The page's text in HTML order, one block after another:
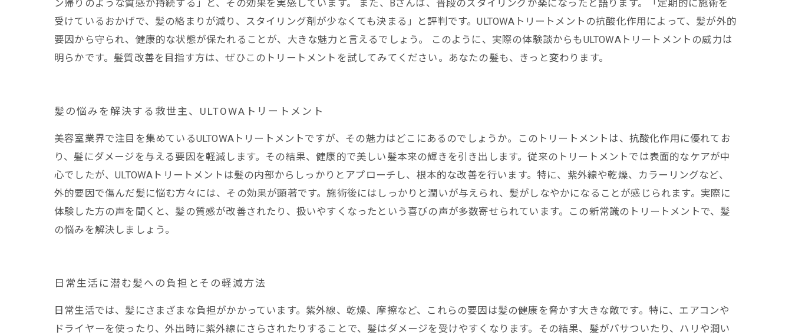
ン帰りのような質感が持続する」と、その効果を実感しています。 また、Bさんは、普段のスタイリングが楽になったと語ります。「定期的に施術を
受けているおかげで、髪の絡まりが減り、スタイリング剤が少なくても決まる」と評判です。ULTOWAトリートメントの抗酸化作用によって、髪が外的
要因から守られ、健康的な状態が保たれることが、大きな魅力と言えるでしょう。 このように、実際の体験談からもULTOWAトリートメントの威力は
明らかです。髪質改善を目指す方は、ぜひこのトリートメントを試してみてください。あなたの髪も、きっと変わります。
髪の悩みを解決する救世主、ULTOWAトリートメント
美容室業界で注目を集めているULTOWAトリートメントですが、その魅力はどこにあるのでしょうか。このトリートメントは、抗酸化作用に優れてお
り、髪にダメージを与える要因を軽減します。その結果、健康的で美しい髪本来の輝きを引き出します。従来のトリートメントでは表面的なケアが中
心でしたが、ULTOWAトリートメントは髪の内部からしっかりとアプローチし、根本的な改善を行います。特に、紫外線や乾燥、カラーリングなど、
外的要因で傷んだ髪に悩む方々には、その効果が顕著です。施術後にはしっかりと潤いが与えられ、髪がしなやかになることが感じられます。実際に
体験した方の声を聞くと、髪の質感が改善されたり、扱いやすくなったという喜びの声が多数寄せられています。この新常識のトリートメントで、髪
の悩みを解決しましょう。
日常生活に潜む髪への負担とその軽減方法
日常生活では、髪にさまざまな負担がかかっています。紫外線、乾燥、摩擦など、これらの要因は髪の健康を脅かす大きな敵です。特に、エアコンや
ドライヤーを使ったり、外出時に紫外線にさらされたりすることで、髪はダメージを受けやすくなります。その結果、髪がパサついたり、ハリや潤い